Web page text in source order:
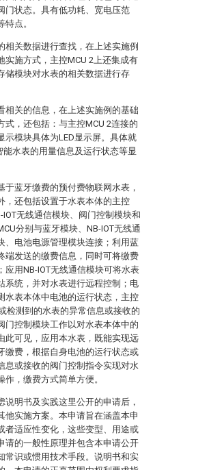
门状态。具有低功耗、宽电压范
点。
相关数据进行查找，在上述实施例
实施方式，主控MCU 2上还集成有
储模块对水表的相关数据进行存
相关的信息，在上述实施例的基础
式，还包括：与主控MCU 2连接的
示模块具体为LED显示屏。具体就
能水表的用量信息及运行状态等显
于蓝牙缴费的预付费物联网水表，
，还包括设置于水表本体的主控
IOT无线通信模块、阀门控制模块和
分别与蓝牙模块、NB-IOT无线通
、电池电源管理模块连接；利用蓝
端发送的缴费信息，同时可将缴费
应用NB-IOT无线通信模块可将水表
系统，并对水表进行远程控制；电
水表本体中电池的运行状态，主控
检测到的水表的异常信息或接收的
门控制模块工作以对水表本体中的
此可见，应用本水表，既能实现远
缴费，根据自身电池的运行状态或
息或接收的阀门控制指令实现对水
，缴费方式简单方便。
说明书及实践这里公开的申请后，
他实施方案。本申请旨在涵盖本申
者适应性变化，这些变型、用途或
请的一般性原理并包含本申请公开
常识或惯用技术手段。说明书和实